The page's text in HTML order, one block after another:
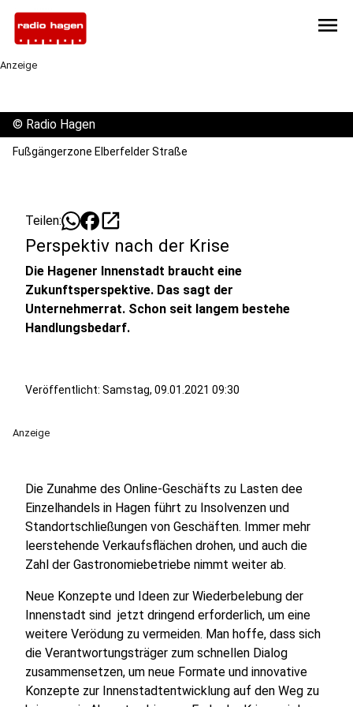
menu
Anzeige
© Radio Hagen
Fußgängerzone Elberfelder Straße
Teilen: open_in_new
Perspektiv nach der Krise
Die Hagener Innenstadt braucht eine
Zukunftsperspektive. Das sagt der
Unternehmerrat. Schon seit langem bestehe
Handlungsbedarf.
Veröffentlicht: Samstag, 09.01.2021 09:30
Anzeige
Die Zunahme des Online-Geschäfts zu Lasten dee
Einzelhandels in Hagen führt zu Insolvenzen und
Standortschließungen von Geschäften. Immer mehr
leerstehende Verkaufsflächen drohen, und auch die
Zahl der Gastronomiebetriebe nimmt weiter ab.
Neue Konzepte und Ideen zur Wiederbelebung der
Innenstadt sind jetzt dringend erforderlich, um eine
weitere Verödung zu vermeiden. Man hoffe, dass sich
die Verantwortungsträger zum schnellen Dialog
zusammensetzen, um neue Formate und innovative
Konzepte zur Innenstadtentwicklung auf den Weg zu